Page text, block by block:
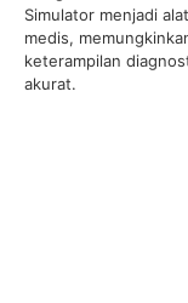
Simulator menjadi
medis,
keterampilan
akurat.